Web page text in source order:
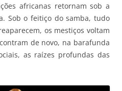
africanas retornam sob a
Sob o feitiço do samba, tudo
os mestiços voltam
de novo, na barafunda
as raízes profundas das